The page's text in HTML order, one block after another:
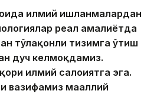
илмий ишланмалардан
реал амалиётда
тўлақонли тизимга ўтиш
дуч келмоқдамиз.
илмий салоҳиятга эга.
вазифамиз маҳаллий